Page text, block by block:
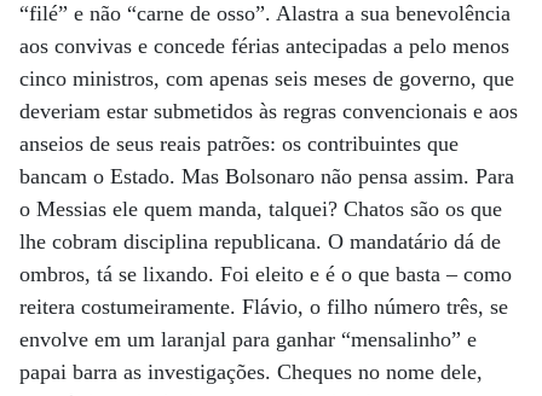
“filé” e não “carne de osso”. Alastra a sua benevolência
aos convivas e concede férias antecipadas a pelo menos
cinco ministros, com apenas seis meses de governo, que
deveriam estar submetidos às regras convencionais e aos
anseios de seus reais patrões: os contribuintes que
bancam o Estado. Mas Bolsonaro não pensa assim. Para
o Messias ele quem manda, talquei? Chatos são os que
lhe cobram disciplina republicana. O mandatário dá de
ombros, tá se lixando. Foi eleito e é o que basta – como
reitera costumeiramente. Flávio, o filho número três, se
envolve em um laranjal para ganhar “mensalinho” e
papai barra as investigações. Cheques no nome dele,